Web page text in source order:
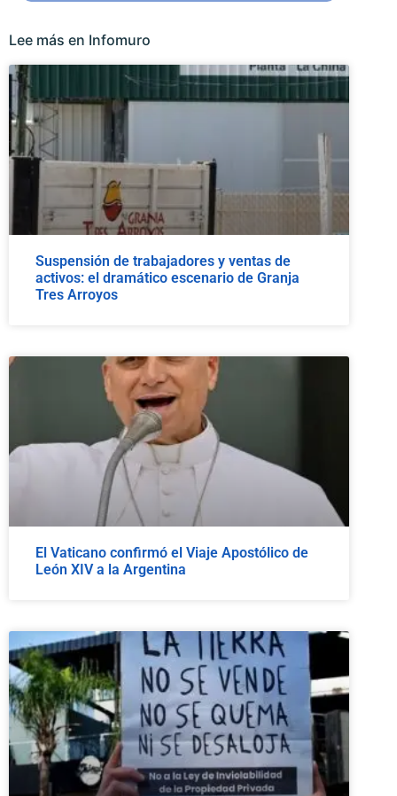
Lee más en Infomuro
Suspensión de trabajadores y ventas de
activos: el dramático escenario de Granja
Tres Arroyos
El Vaticano confirmó el Viaje Apostólico de
León XIV a la Argentina